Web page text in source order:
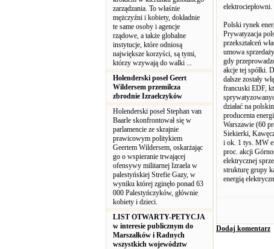
zarządzania. To właśnie
mężczyźni i kobiety, dokładnie
te same osoby i agencje
rządowe, a także globalne
instytucje, które odniosą
największe korzyści, są tymi,
którzy wzywają do walki ...
Holenderski poseł Geert
Wildersem przemilcza
zbrodnie Izraelczyków
Holenderski poseł Stephan van
Baarle skonfrontował się w
parlamencie ze skrajnie
prawicowym politykiem
Geertem Wildersem, oskarżając
go o wspieranie trwającej
ofensywy militarnej Izraela w
palestyńskiej Strefie Gazy, w
wyniku której zginęło ponad 63
000 Palestyńczyków, głównie
kobiety i dzieci.
LIST OTWARTY-PETYCJA
w interesie publicznym do
Marszałków i Radnych
wszystkich województw
elektrociepłowni.
Polski rynek
Prywatyzacja
przekształceń
umowa
gdy
akcje tej spółki.
dalsze zostały
francuski EDF,
działać na
producenta
Warszawie (60
Siekierki,
i ok. 1 tys. MW
proc. akcji
elektrycznej
strukturę grupy
energią
Dodaj komentarz